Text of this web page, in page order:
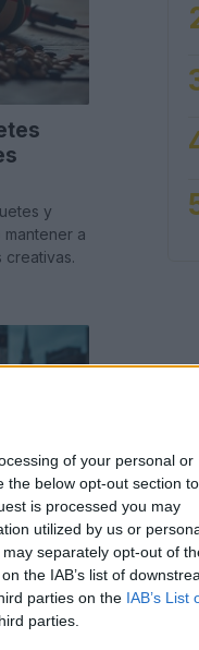
of your personal or
the below opt-out section to
is processed you may
utilized by us or
separately opt-out of
the IAB’s list of
parties on the IAB’s List
parties.
y
a
creativas.
segura